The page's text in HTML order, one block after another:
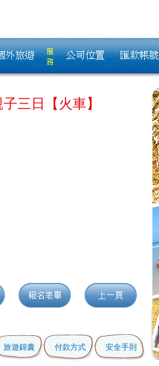
三日【火車】
旅遊錦囊 付款方式 安全手則